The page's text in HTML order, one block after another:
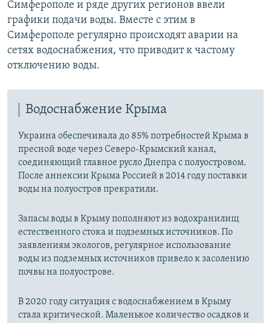
й
д
д
Симферополе и ряде других регионов ввели
графики подачи воды. Вместе с этим в
Симферополе регулярно происходят аварии на
сетях водоснабжения, что приводит к частому
отключению воды.
Водоснабжение Крыма
Украина обеспечивала до 85% потребностей Крыма в
пресной воде через Северо-Крымский канал,
соединяющий главное русло Днепра с полуостровом.
После аннексии Крыма Россией в 2014 году поставки
воды на полуостров прекратили.
Запасы воды в Крыму пополняют из водохранилищ
естественного стока и подземных источников. По
заявлениям экологов, регулярное использование
воды из подземных источников привело к засолению
почвы на полуострове.
В 2020 году ситуация с водоснабжением в Крыму
стала критической. Маленькое количество осадков и